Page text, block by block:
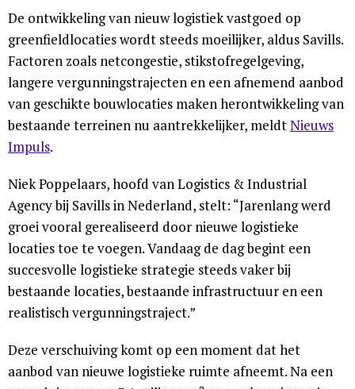
De ontwikkeling van nieuw logistiek vastgoed op
greenfieldlocaties wordt steeds moeilijker, aldus Savills.
Factoren zoals netcongestie, stikstofregelgeving,
langere vergunningstrajecten en een afnemend aanbod
van geschikte bouwlocaties maken herontwikkeling van
bestaande terreinen nu aantrekkelijker, meldtNieuws
Impuls.
Niek Poppelaars, hoofd van Logistics & Industrial
Agency bij Savills in Nederland, stelt: “Jarenlang werd
groei vooral gerealiseerd door nieuwe logistieke
locaties toe te voegen. Vandaag de dag begint een
succesvolle logistieke strategie steeds vaker bij
bestaande locaties, bestaande infrastructuur en een
realistisch vergunningstraject.”
Deze verschuiving komt op een moment dat het
aanbod van nieuwe logistieke ruimte afneemt. Na een